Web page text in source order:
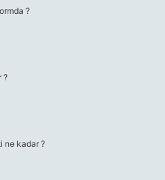
?
?
ne kadar ?